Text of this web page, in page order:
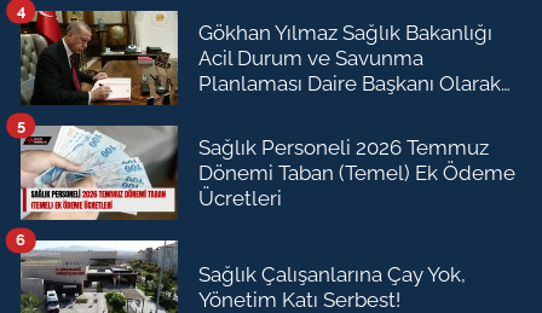
Gökhan Yılmaz Sağlık Bakanlığı
Acil Durum ve Savunma
Planlaması Daire Başkanı Olarak
4
Sağlık Personeli 2026 Temmuz
Dönemi Taban (Temel) Ek Ödeme
Ücretleri
5
Sağlık Çalışanlarına Çay Yok,
Yönetim Katı Serbest!
6